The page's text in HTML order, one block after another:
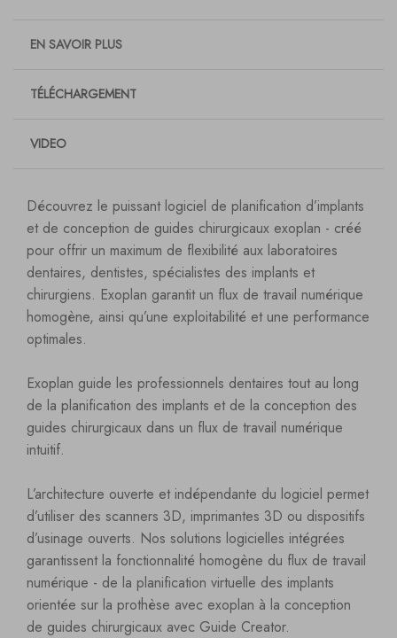
EN SAVOIR PLUS
TÉLÉCHARGEMENT
VIDEO
Découvrez le puissant logiciel de planification d’implants
et de conception de guides chirurgicaux exoplan - créé
pour offrir un maximum de flexibilité aux laboratoires
dentaires, dentistes, spécialistes des implants et
chirurgiens. Exoplan garantit un flux de travail numérique
homogène, ainsi qu’une exploitabilité et une performance
optimales.
Exoplan guide les professionnels dentaires tout au long
de la planification des implants et de la conception des
guides chirurgicaux dans un flux de travail numérique
intuitif.
L’architecture ouverte et indépendante du logiciel permet
d’utiliser des scanners 3D, imprimantes 3D ou dispositifs
d’usinage ouverts. Nos solutions logicielles intégrées
garantissent la fonctionnalité homogène du flux de travail
numérique - de la planification virtuelle des implants
orientée sur la prothèse avec exoplan à la conception
de guides chirurgicaux avec Guide Creator.